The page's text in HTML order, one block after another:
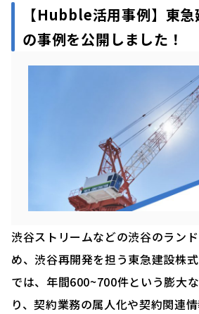
【Hubble活用事例】東急
の事例を公開しました！
渋谷ストリームなどの渋谷のラン
め、渋谷再開発を担う東急建設株
では、年間600~700件という膨大
り、契約業務の属人化や契約関連